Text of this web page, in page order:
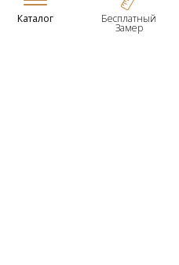
Каталог Бесплатный
Замер